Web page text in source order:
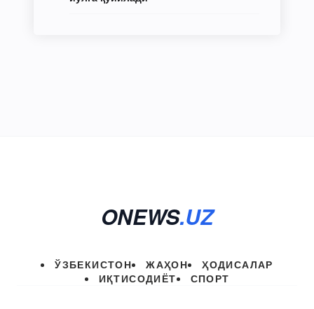
ONEWS.UZ
ЎЗБЕКИСТОН ЖАҲОН
ҲОДИСАЛАР
ИҚТИСОДИЁТ
СПОРТ